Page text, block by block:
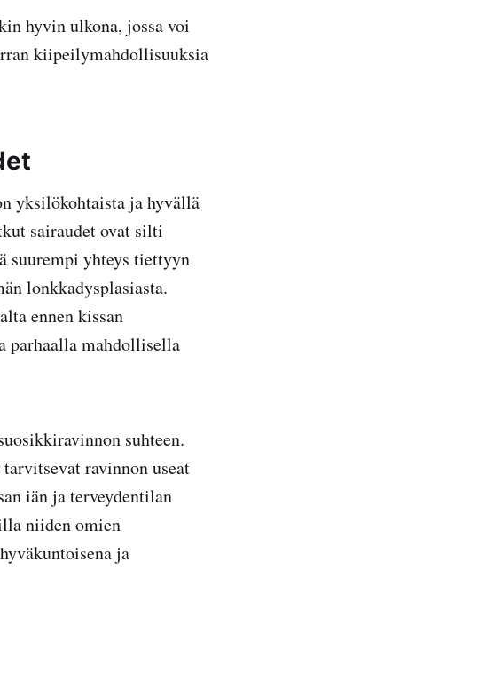
hyvin ulkona, jossa voi
kiipeilymahdollisuuksia
yksilökohtaista ja hyvällä
sairaudet ovat silti
suurempi yhteys tiettyyn
lonkkadysplasiasta.
ennen kissan
parhaalla mahdollisella
suhteen.
ravinnon useat
iän ja terveydentilan
niiden omien
ja